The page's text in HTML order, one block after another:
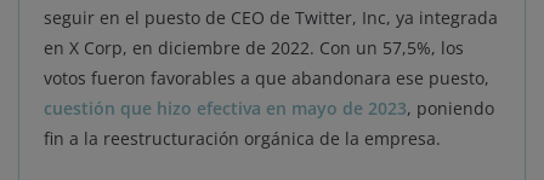
seguir en el puesto de CEO de Twitter, Inc, ya integrada
en X Corp, en diciembre de 2022. Con un 57,5%, los
votos fueron favorables a que abandonara ese puesto,
cuestión que hizo efectiva en mayo de 2023, poniendo
fin a la reestructuración orgánica de la empresa.